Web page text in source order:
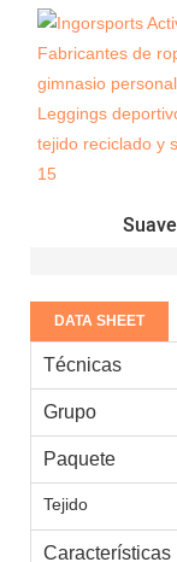
Suave
DATA SHEET
Técnicas
Grupo
Paquete
Tejido
Características